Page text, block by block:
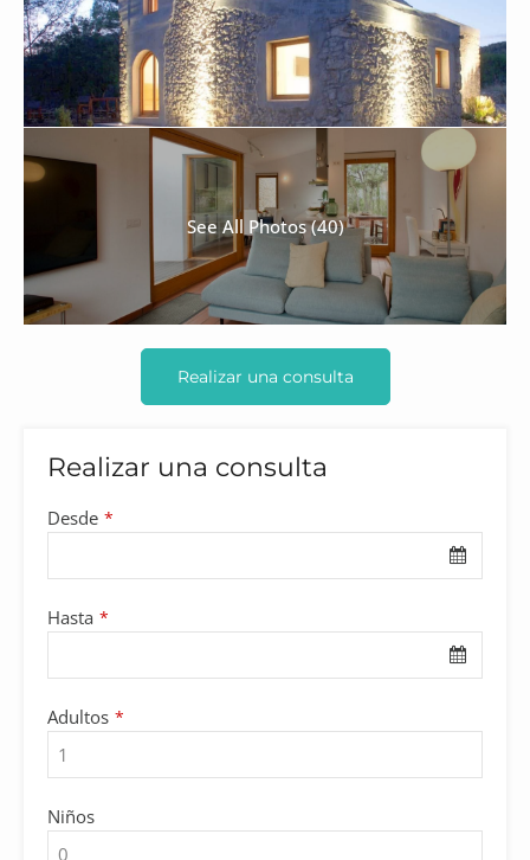
See All Photos (40)
Realizar una consulta
Realizar una consulta
Desde *
Hasta *
Email
Address *
Adultos *
Niños